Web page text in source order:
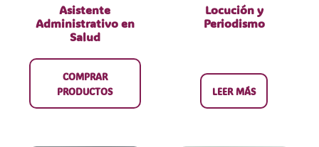
Asistente
Administrativo en
Salud
COMPRAR
PRODUCTOS
Locución y
Periodismo
LEER MÁS